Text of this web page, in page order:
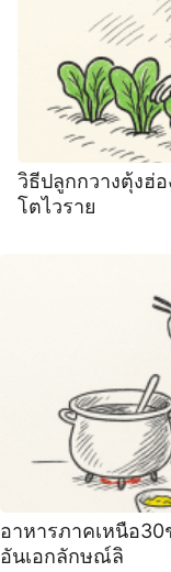
วิธีปลูกกวางตุ้งฮ่
โตไวราย
อาหารภาคเหนือ
อันเอกลักษณ์ลิ